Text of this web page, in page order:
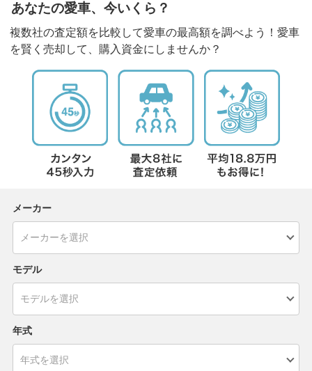
あなたの愛車、今いくら？
複数社の査定額を比較して愛車の最高額を調べよう！愛車
を賢く売却して、購入資金にしませんか？
メーカー
モデル
年式